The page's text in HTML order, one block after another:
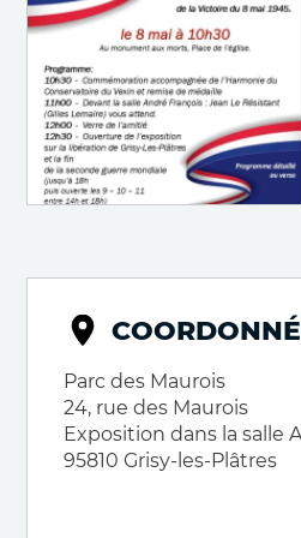
Parc des Maurois
24, rue des Maurois
Exposition dans la salle
95810 Grisy-les-Plâtres